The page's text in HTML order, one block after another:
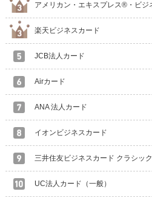
アメリカン・エキスプレス®・ビジ
楽天ビジネスカード
JCB法人カード
Airカード
ANA 法人カード
イオンビジネスカード
三井住友ビジネスカード クラシッ
UC法人カード（一般）